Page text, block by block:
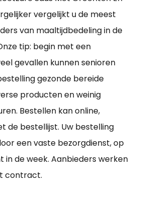
vergelijkt u de meest
van maaltijdbedeling in de
tip: begin met een
gevallen kunnen senioren
gezonde bereide
producten en weinig
Bestellen kan online,
de bestellijst. Uw bestelling
een vaste bezorgdienst, op
in de week. Aanbieders werken
contract.